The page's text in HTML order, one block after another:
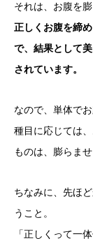
それは、お腹を膨
正しくお腹を締
で、結果として
されています。
なので、単体で
種目に応じては
ものは、膨らま
ちなみに、先ほ
うこと。
「正しくって一